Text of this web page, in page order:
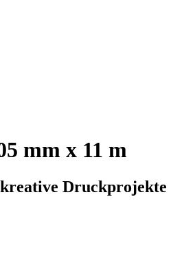
mm x 11 m
Druckprojekte